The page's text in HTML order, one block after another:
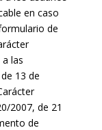
en caso
de
las
13 de
2007, de 21
de